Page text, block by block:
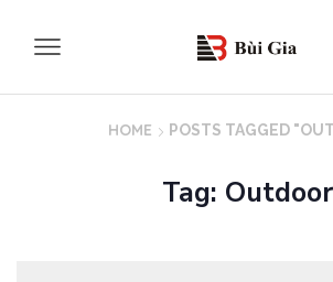
HOME POSTS TAGGED
Tag: Outdoor